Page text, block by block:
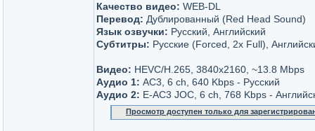
Качество видео: WEB-DL
Перевод: Дублированный (Red Head Sound)
Язык озвучки: Русский, Английский
Субтитры: Русские (Forced, 2x Full),
Видео: HEVC/H.265, 3840x2160, ~13.8 Mbps
Аудио 1: AC3, 6 ch, 640 Kbps - Русский
Аудио 2: E-AC3 JOC, 6 ch, 768 Kbps -
Просмотр доступен только для